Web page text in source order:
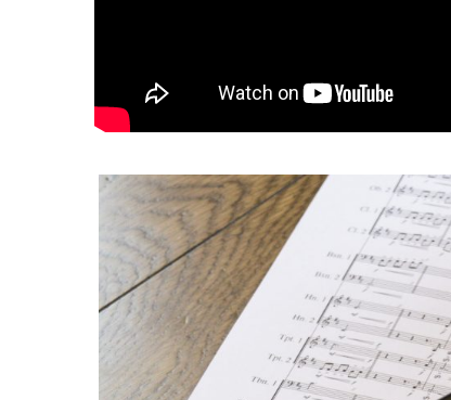
Ironhack junta-se
tornar a educação...